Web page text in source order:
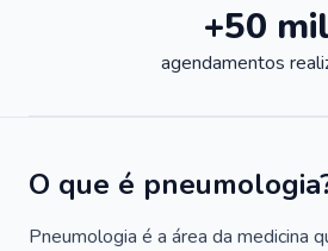
+50 mil
agendamentos
O que é
Pneumologia é a área da medicina